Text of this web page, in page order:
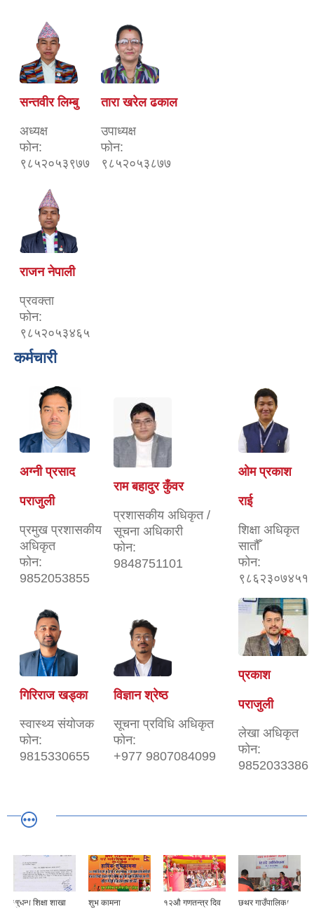
सन्तवीर लिम्बु
अध्यक्ष
फोन:
९८५२०५३९७७
तारा खरेल ढकाल
उपाध्यक्ष
फोन:
९८५२०५३८७७
राजन नेपाली
प्रवक्ता
फोन:
९८५२०५३४६५
कर्मचारी
अग्नी प्रसाद
पराजुली
प्रमुख प्रशासकीय
अधिकृत
फोन:
9852053855
राम बहादुर कुँवर
प्रशासकीय अधिकृत /
सूचना अधिकारी
फोन:
9848751101
ओम प्रकाश
राई
शिक्षा अधिकृत
सातौँ
फोन:
९८६२३०७४५१
गिरिराज खड्का
स्वास्थ्य संयोजक
फोन:
9815330655
विज्ञान श्रेष्ठ
सूचना प्रविधि अधिकृत
फोन:
+977 9807084099
प्रकाश
पराजुली
लेखा अधिकृत
फोन:
9852033386
सुचना शिक्षा शाखा शुभ कामना
१२औ गणतन्त्र दिव
छथर गाउँपालिका